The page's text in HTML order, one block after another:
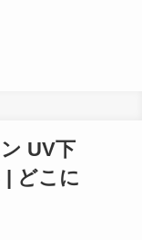
UV下
| どこに